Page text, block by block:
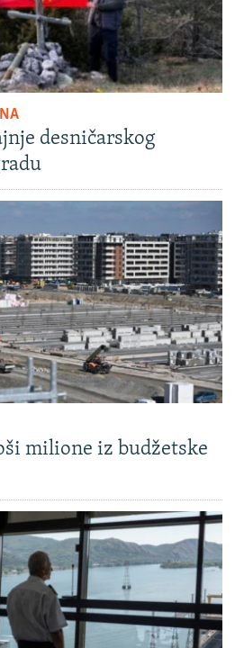
desničarskog
milione iz budžetske